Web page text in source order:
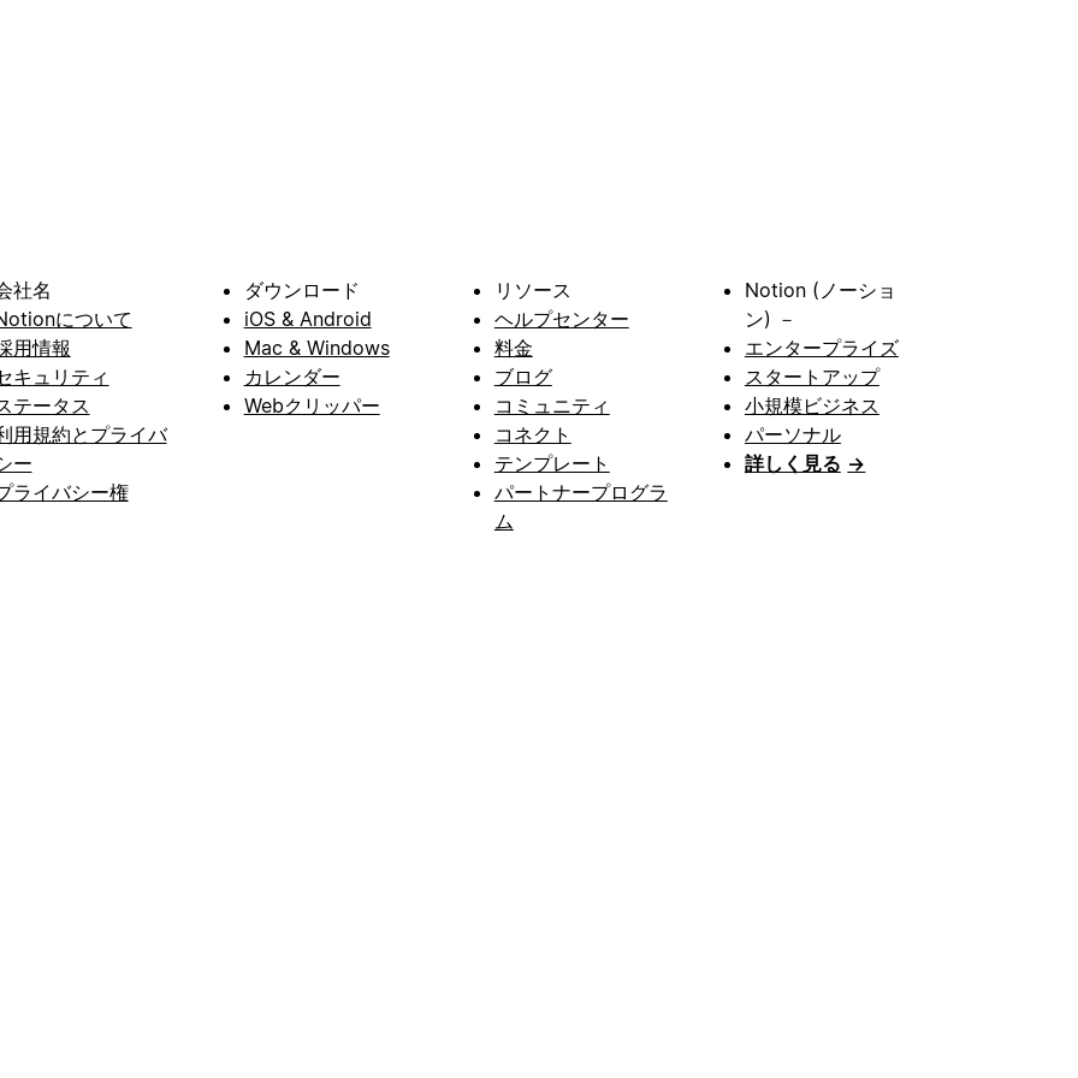
社名
について
用情報
キュリティ
テータス
用規約とプライバ
ー
ライバシー権
ダウンロード
iOS & Android
Mac & Windows
カレンダー
Webクリッパー
リソース
ヘルプセンター
料金
ブログ
コミュニティ
コネクト
テンプレート
パートナープログラ
ム
Notion (ノーショ
ン) －
エンタープライズ
スタートアップ
小規模ビジネス
パーソナル
詳しく見る →